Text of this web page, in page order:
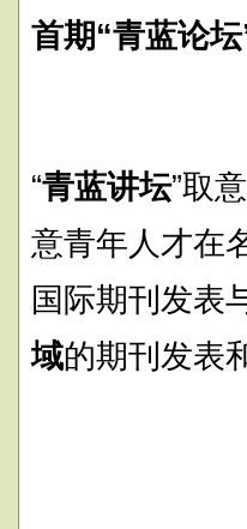
首期“青蓝论
“青蓝讲坛”取
意青年人才在
国际期刊发表
域的期刊发表